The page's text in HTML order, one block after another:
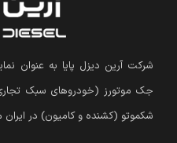
شرکت آرین دیزل پایا به عنوان
جک موتورز (خودروهای سبک
شکموتو (کشنده و کامیون) در